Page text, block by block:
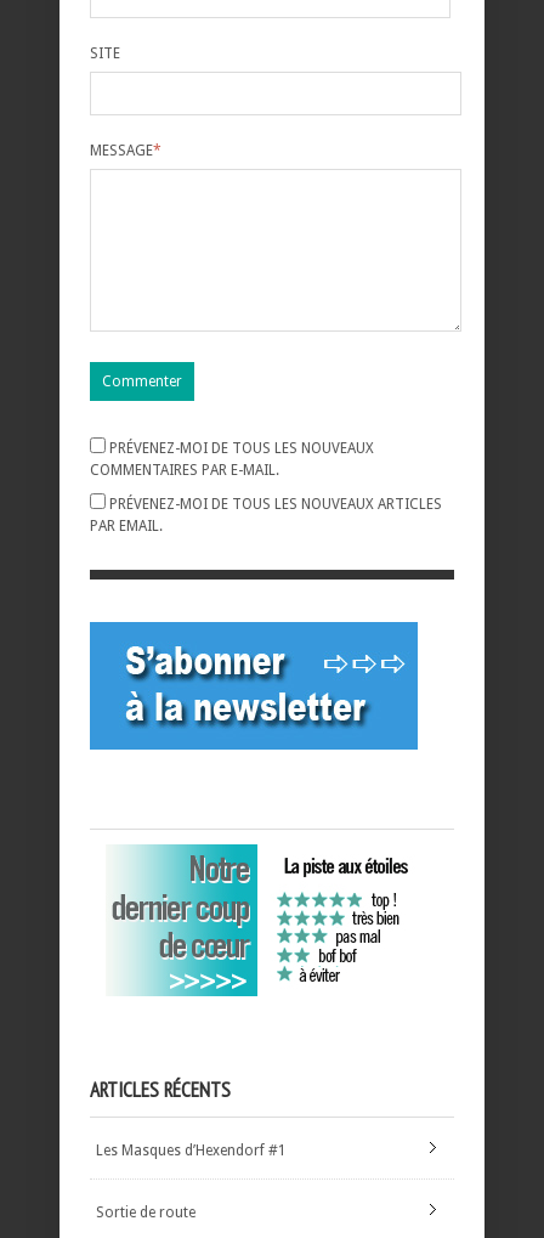
SITE
MESSAGE*
PRÉVENEZ-MOI DE TOUS LES NOUVEAUX
COMMENTAIRES PAR E-MAIL.
PRÉVENEZ-MOI DE TOUS LES NOUVEAUX ARTICLES
PAR EMAIL.
ARTICLES RÉCENTS
Les Masques d’Hexendorf #1
Sortie de route